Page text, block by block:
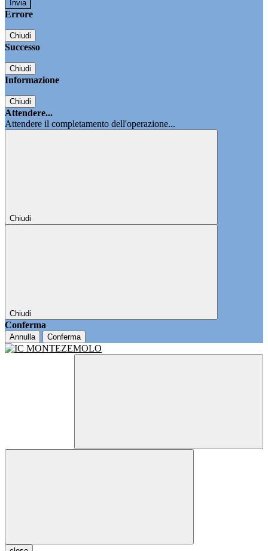
Errore
Chiudi
Successo
Chiudi
Informazione
Chiudi
Attendere...
Attendere il completamento dell'operazione...
Chiudi
Chiudi
Conferma
Annulla Conferma